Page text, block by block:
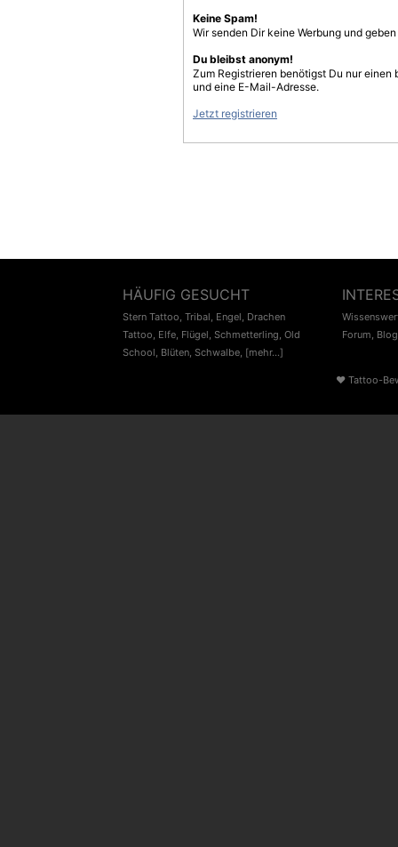
Keine Spam!
Wir senden Dir keine Werbung und
Du bleibst anonym!
Zum Registrieren benötigst Du nur einen
und eine E-Mail-Adresse.
Jetzt registrieren
HÄUFIG GESUCHT
Stern Tattoo, Tribal, Engel, Drachen
Tattoo, Elfe, Flügel, Schmetterling, Old
School, Blüten, Schwalbe, [mehr...]
Forum, Blog
♥ Tattoo-